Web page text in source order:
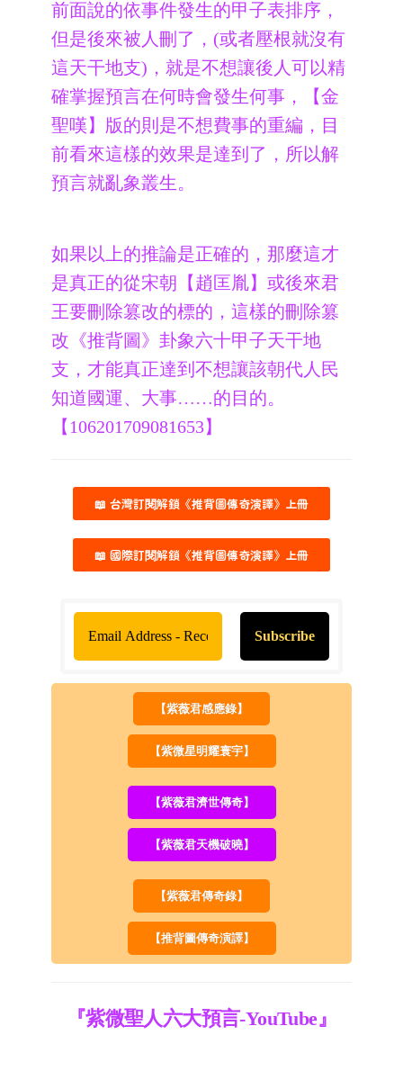
前面說的依事件發生的甲子表排序，
但是後來被人刪了，(或者壓根就沒有
這天干地支)，就是不想讓後人可以精
確掌握預言在何時會發生何事，【金
聖嘆】版的則是不想費事的重編，目
前看來這樣的效果是達到了，所以解
預言就亂象叢生。
如果以上的推論是正確的，那麼這才
是真正的從宋朝【趙匡胤】或後來君
王要刪除篡改的標的，這樣的刪除篡
改《推背圖》卦象六十甲子天干地
支，才能真正達到不想讓該朝代人民
知道國運、大事……的目的。
【106201709081653】
📖 台灣訂閱解鎖《推背圖傳奇演譯》上冊
📖 國際訂閱解鎖《推背圖傳奇演譯》上冊
【紫薇君感應錄】
【紫微星明耀寰宇】
【紫薇君濟世傳奇】
【紫薇君天機破曉】
【紫薇君傳奇錄】
【推背圖傳奇演譯】
『紫微聖人六大預言-YouTube』